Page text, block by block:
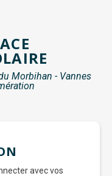
Morbihan - Vannes
avec vos